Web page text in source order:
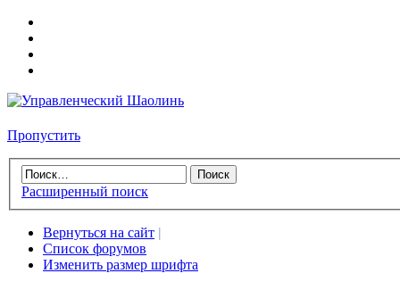
Пропустить
Расширенный поиск
Вернуться на сайт |
Список форумов
Изменить размер шрифта